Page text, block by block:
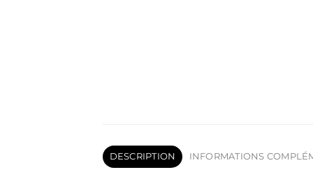
DESCRIPTION INFORMATIONS